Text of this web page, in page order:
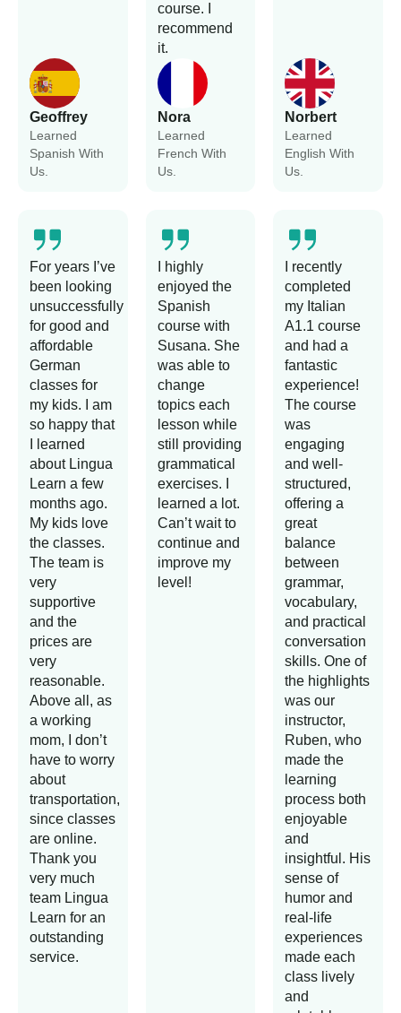
Geoffrey
Learned
Spanish With
Us.
Nora
Learned
French With
Us.
course. I
recommend
it.
Norbert
Learned
English With
Us.
For years I’ve
been looking
unsuccessfully
for good and
affordable
German
classes for
my kids. I am
so happy that
I learned
about Lingua
Learn a few
months ago.
My kids love
the classes.
The team is
very
supportive
and the
prices are
very
reasonable.
Above all, as
a working
mom, I don’t
have to worry
about
transportation,
since classes
are online.
Thank you
very much
team Lingua
Learn for an
outstanding
service.
I highly
enjoyed the
Spanish
course with
Susana. She
was able to
change
topics each
lesson while
still providing
grammatical
exercises. I
learned a lot.
Can’t wait to
continue and
improve my
level!
I recently
completed
my Italian
A1.1 course
and had a
fantastic
experience!
The course
was
engaging
and well-
structured,
offering a
great
balance
between
grammar,
vocabulary,
and practical
conversation
skills. One of
the highlights
was our
instructor,
Ruben, who
made the
learning
process both
enjoyable
and
insightful. His
sense of
humor and
real-life
experiences
made each
class lively
and